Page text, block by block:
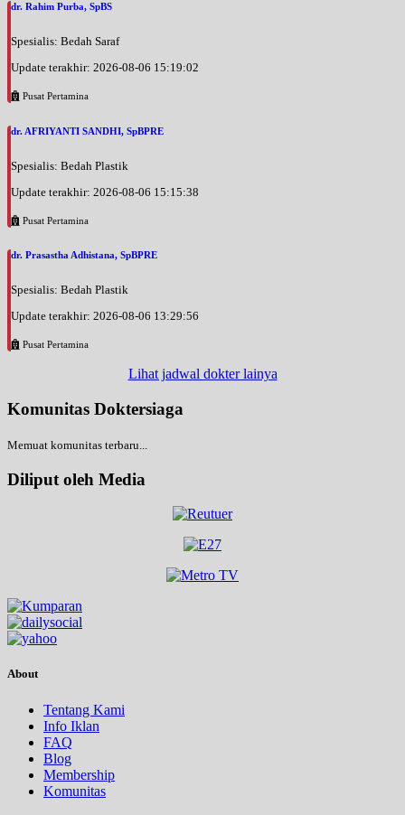
dr. Rahim Purba, SpBS
Spesialis: Bedah Saraf
Update terakhir: 2026-08-06 15:19:02
Pusat Pertamina
dr. AFRIYANTI SANDHI, SpBPRE
Spesialis: Bedah Plastik
Update terakhir: 2026-08-06 15:15:38
Pusat Pertamina
dr. Prasastha Adhistana, SpBPRE
Spesialis: Bedah Plastik
Update terakhir: 2026-08-06 13:29:56
Pusat Pertamina
Lihat jadwal dokter lainya
Komunitas Doktersiaga
Memuat komunitas terbaru...
Diliput oleh Media
About
Tentang Kami
Info Iklan
FAQ
Blog
Membership
Komunitas